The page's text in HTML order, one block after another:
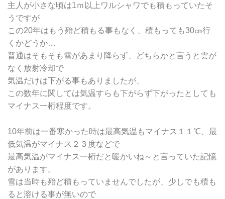
主人が小さな頃は1ｍ以上ワルシャワでも積もっていたそ
うですが
この20年はもう殆ど積もる事もなく、積もっても30㎝行
くかどうか…
普通はそもそも雪があまり降らず、どちらかと言うと雲が
なく放射冷却で
気温だけは下がる事もありましたが、
この数年に関しては気温すらも下がらず下がったとしても
マイナス一桁程度です。
10年前は一番寒かった時は最高気温もマイナス１１℃、最
低気温がマイナス２３度などで
最高気温がマイナス一桁だと暖かいね～と言っていた記憶
があります。
雪は当時も殆ど積もっていませんでしたが、少しでも積も
ると溶ける事が無いので